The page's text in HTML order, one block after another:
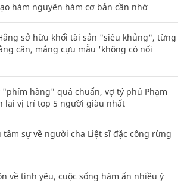
hàm nguyên hàm cơ bản cần nhớ
sở hữu khối tài sản "siêu khủng", từng
cân, mắng cựu mẫu 'không có nổi
"phím hàng" quá chuẩn, vợ tỷ phú Phạm
lại vị trí top 5 người giàu nhất
tâm sự về người cha Liệt sĩ đặc công rừng
về tình yêu, cuộc sống hàm ẩn nhiều ý